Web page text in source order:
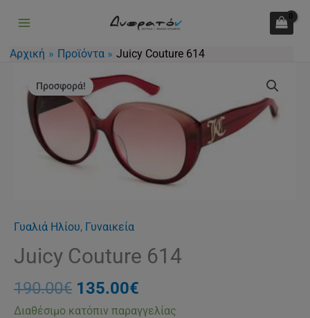
περιεχόμενο
Αρχική Προϊόντα Juicy Couture 614
Προσφορά!
Γυαλιά Ηλίου, Γυναικεία
Juicy Couture 614
190.00€
Original
price
was:
190.00€.
135.00€
τρέχουσα
τιμή
είναι:
135.00€.
Διαθέσιμο κατόπιν παραγγελίας
Couture
614
ποσότητα